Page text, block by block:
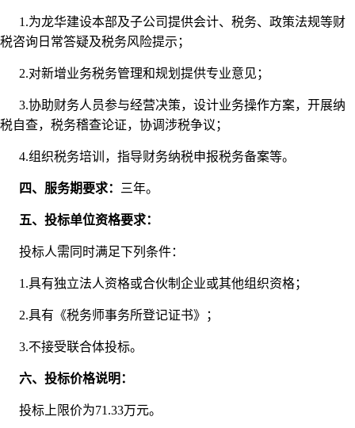
1.为龙华建设本部及子公司提供会计、税务、政策法规等财
税咨询日常答疑及税务风险提示；
2.对新增业务税务管理和规划提供专业意见；
3.协助财务人员参与经营决策，设计业务操作方案，开展纳
税自查，税务稽查论证，协调涉税争议；
4.组织税务培训，指导财务纳税申报税务备案等。
四、服务期要求： 三年。
五、投标单位资格要求：
投标人需同时满足下列条件：
1.具有独立法人资格或合伙制企业或其他组织资格；
2.具有《税务师事务所登记证书》；
3.不接受联合体投标。
六、投标价格说明：
投标上限价为71.33万元。